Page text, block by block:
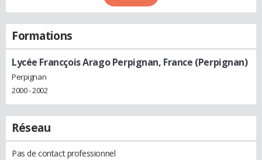
Formations
Lycée Francçois Arago Perpignan, France (Perpignan)
Perpignan
2000 - 2002
Réseau
Pas de contact professionnel